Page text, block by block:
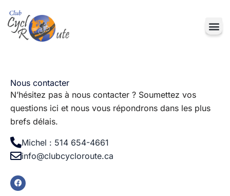
Nous contacter
N’hésitez pas à nous contacter ? Soumettez vos
questions ici et nous vous répondrons dans les plus
brefs délais.
Michel : 514 654-4661
info@clubcycloroute.ca